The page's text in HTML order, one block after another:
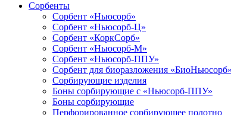
Сорбенты
Сорбент «Ньюсорб»
Сорбент «Ньюсорб-Ц»
Сорбент «КоркСорб»
Сорбент «Ньюсорб-М»
Сорбент «Ньюсорб-ППУ»
Сорбент для биоразложения «БиоНьюсорб»
Сорбирующие изделия
Боны сорбирующие с «Ньюсорб-ППУ»
Боны сорбирующие
Перфорированное сорбирующее полотно